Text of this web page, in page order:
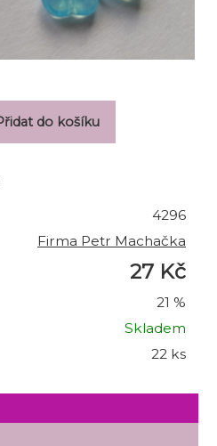
4296
Firma Petr Machačka
27 Kč
21 %
Skladem
22 ks